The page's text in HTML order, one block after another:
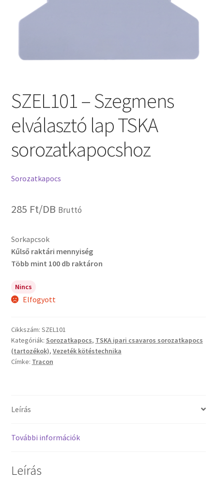
SZEL101 – Szegmens
elválasztó lap TSKA
sorozatkapocshoz
Sorozatkapocs
285 Ft/DB Bruttó
Sorkapcsok
Kűlső raktári mennyiség
Több mint 100 db raktáron
Nincs
Elfogyott
Cikkszám: SZEL101
Kategóriák: Sorozatkapocs, TSKA ipari csavaros sorozatkapocs
(tartozékok), Vezeték kötéstechnika
Címke: Tracon
Leírás
További információk
Leírás